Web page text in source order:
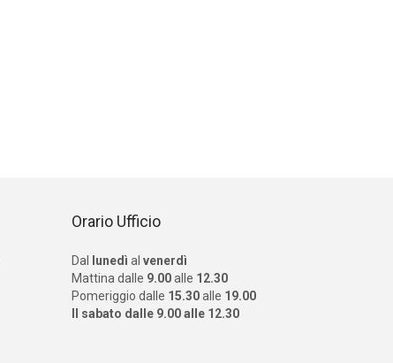
Orario Ufficio
Dal lunedì al venerdì
Mattina dalle 9.00alle 12.30
Pomeriggio dalle 15.30alle 19.00
Il sabato dalle 9.00 alle 12.30